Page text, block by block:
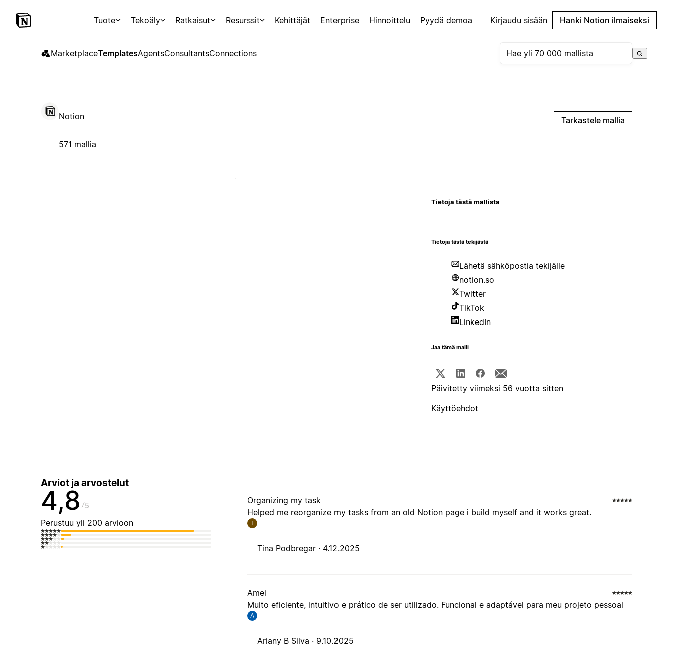
Tuote Tekoäly Ratkaisut Resurssit Kehittäjät Enterprise Hinnoittelu Pyydä demoa Kirjaudu sisään Hanki Notion ilmaiseksi
MarketplaceTemplatesAgentsConsultantsConnections
Notion
571 mallia
Tarkastele mallia
Tietoja tästä mallista
Tietoja tästä tekijästä
Lähetä sähköpostia tekijälle
notion.so
Twitter
TikTok
LinkedIn
Jaa tämä malli
Päivitetty viimeksi 56 vuotta sitten
Käyttöehdot
Arviot ja arvostelut
4,8 5
Perustuu yli 200 arvioon
Organizing my task
Helped me reorganize my tasks from an old Notion page i build myself and it works great.
T
Tina Podbregar · 4.12.2025
Amei
Muito eficiente, intuitivo e prático de ser utilizado. Funcional e adaptável para meu projeto pessoal
A
Ariany B Silva · 9.10.2025